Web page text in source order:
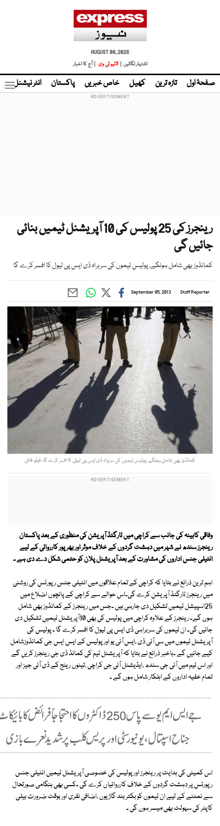
AUGUST 08, 2026
اشتہار لگائیں |
لائیو ٹی وی | آج کا اخبار
صفحۂ اول تازہ ترین کھیل خاص خبریں پاکستان انٹر نیشنل
رینجرز کی 25 پولیس کی 10 آپریشنل ٹیمیں بنائی
جائیں گی
کمانڈوز بھی شامل ہونگے، پولیس ٹیموں کی سربراہ ڈی ایس پی لیول کا افسر کرے گا
Staff Reporter
September 05, 2013
کمانڈوز بھی شامل ہونگے، پولیس ٹیموں کی سربراہ ڈی ایس پی لیول کا افسر کرے گا۔ فوٹو: فائل
وفاقی کابینہ کی جانب سے کراچی میں ٹارگٹڈ آپریشن کی منظوری کے بعد پاکستان
رینجرز سندھ نے شہر میں دہشت گردوں کے خلاف موثر اور بھرپور کارروائی کے لیے
انٹیلی جنس اداروں کی مشاورت کے بعد آپریشنل پلان کو حتمی شکل دے دی ہے ۔
اہم ترین ذرائع نے بتایا کہ کراچی کے تمام علاقوں میں انٹیلی جنس رپورٹس کی روشنی
میں رینجرز ٹارگٹڈ آپریشن کرے گی۔اس حوالے سے کراچی کے پانچوں اضلاع میں
25اسپیشل ٹیمیں تشکیل دی جارہی ہیں ۔جس میں رینجرز کے کمانڈوز بھی شامل
ہوں گے۔ رینجرز کے علاوہ کراچی میں پولیس کی بھی 10آپریشنل ٹیمیں تشکیل دی
جائیں گی۔ ان ٹیموں کی سربراہی ڈی ایس پی لیول کا افسر کرے گا ۔ پولیس کی
آپریشنل ٹیموں میں سی آئی ڈی ،ایس آئی یو اور پولیس کے ایس ایس جی کمانڈوزشامل
کیے جائیں گے ۔باخبر ذرائع نے بتایا کہ آپریشنل ٹیم کی کمانڈ ڈی جی رینجرز کریں گے
اور اس ٹیم میں آئی جی سندھ ،ایڈیشنل آئی جی کراچی ،تینوں رینج کے ڈی آئی جیز اور
تمام خفیہ اداروں کے اہلکار شامل ہوں گے ۔
اس کمیٹی کی ہدایت پر رینجرز اور پولیس کی خصوصی آپریشنل ٹیمیں انٹیلی جنس
رپورٹس پر دہشت گردوں کے خلاف کارروائیاں کرے گی ۔کسی بھی ہنگامی صورتحال
سے نمٹنے کے لیے ان ٹیموں کو بکتر بند گاڑیوں ،اضافی نفری اور بوقت ضرورت ہیلی
کاپٹر کی سہولت بھی میسر ہوں گی ۔